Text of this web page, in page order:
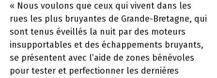
« Nous voulons que ceux qui vivent dans les
rues les plus bruyantes de Grande-Bretagne, qui
sont tenus éveillés la nuit par des moteurs
insupportables et des échappements bruyants,
se présentent avec l’aide de zones bénévoles
pour tester et perfectionner les dernières